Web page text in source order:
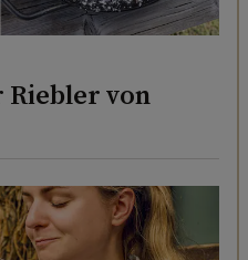
Riebler von